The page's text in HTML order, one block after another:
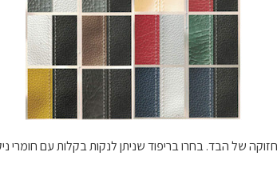
של הבד. בחרו בריפוד שניתן לנקות בקלות עם חומרי